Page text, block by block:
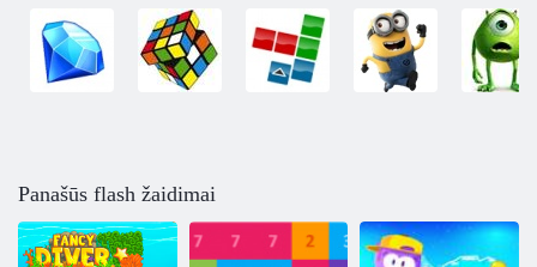
Panašūs flash žaidimai